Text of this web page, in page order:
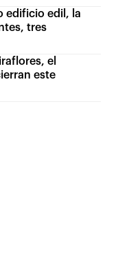
edificio edil, la
tres
el
este